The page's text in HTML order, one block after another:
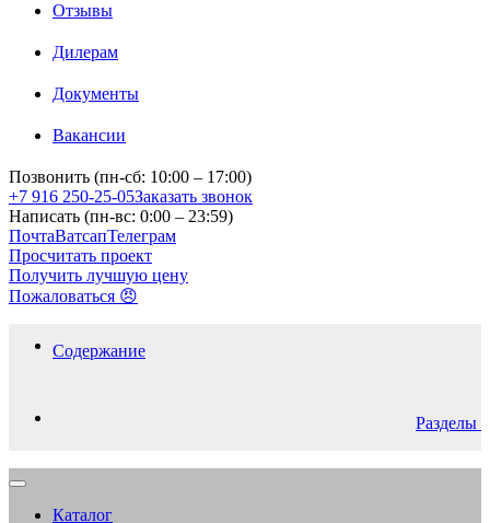
Отзывы
Дилерам
Документы
Вакансии
Позвонить (пн-сб: 10:00 – 17:00)
+7 916 250-25-05Заказать звонок
Написать (пн-вс: 0:00 – 23:59)
ПочтаВатсапТелеграм
Просчитать проект
Получить лучшую цену
Пожаловаться 😠
Содержание
Разделы
Каталог